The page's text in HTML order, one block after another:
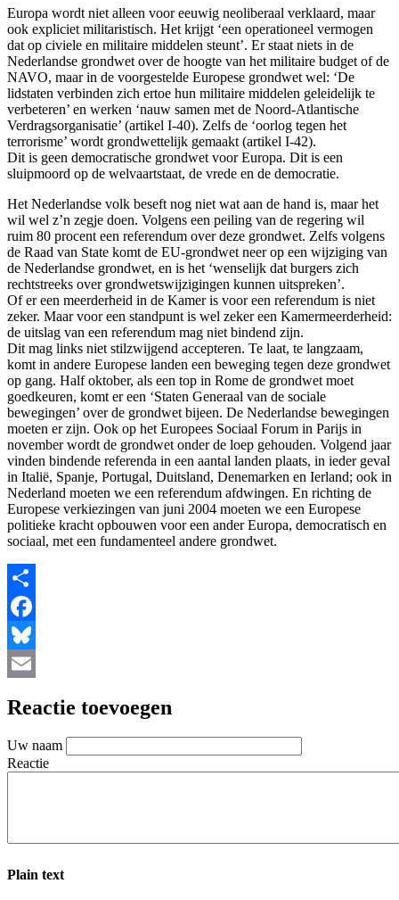
Europa wordt niet alleen voor eeuwig neoliberaal verklaard, maar
ook expliciet militaristisch. Het krijgt ‘een operationeel vermogen
dat op civiele en militaire middelen steunt’. Er staat niets in de
Nederlandse grondwet over de hoogte van het militaire budget of de
NAVO, maar in de voorgestelde Europese grondwet wel: ‘De
lidstaten verbinden zich ertoe hun militaire middelen geleidelijk te
verbeteren’ en werken ‘nauw samen met de Noord-Atlantische
Verdragsorganisatie’ (artikel I-40). Zelfs de ‘oorlog tegen het
terrorisme’ wordt grondwettelijk gemaakt (artikel I-42).
Dit is geen democratische grondwet voor Europa. Dit is een
sluipmoord op de welvaartstaat, de vrede en de democratie.
Het Nederlandse volk beseft nog niet wat aan de hand is, maar het
wil wel z’n zegje doen. Volgens een peiling van de regering wil
ruim 80 procent een referendum over deze grondwet. Zelfs volgens
de Raad van State komt de EU-grondwet neer op een wijziging van
de Nederlandse grondwet, en is het ‘wenselijk dat burgers zich
rechtstreeks over grondwetswijzigingen kunnen uitspreken’.
Of er een meerderheid in de Kamer is voor een referendum is niet
zeker. Maar voor een standpunt is wel zeker een Kamermeerderheid:
de uitslag van een referendum mag niet bindend zijn.
Dit mag links niet stilzwijgend accepteren. Te laat, te langzaam,
komt in andere Europese landen een beweging tegen deze grondwet
op gang. Half oktober, als een top in Rome de grondwet moet
goedkeuren, komt er een ‘Staten Generaal van de sociale
bewegingen’ over de grondwet bijeen. De Nederlandse bewegingen
moeten er zijn. Ook op het Europees Sociaal Forum in Parijs in
november wordt de grondwet onder de loep gehouden. Volgend jaar
vinden bindende referenda in een aantal landen plaats, in ieder geval
in Italië, Spanje, Portugal, Duitsland, Denemarken en Ierland; ook in
Nederland moeten we een referendum afdwingen. En richting de
Europese verkiezingen van juni 2004 moeten we een Europese
politieke kracht opbouwen voor een ander Europa, democratisch en
sociaal, met een fundamenteel andere grondwet.
Share
Facebook
Bluesky
Reactie toevoegen
Uw naam
Reactie
Plain text